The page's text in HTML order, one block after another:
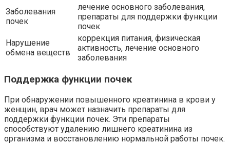
Заболевания
почек
лечение основного заболевания,
препараты для поддержки функции
почек
Нарушение
обмена веществ
коррекция питания, физическая
активность, лечение основного
заболевания
Поддержка функции почек
При обнаружении повышенного креатинина в крови у
женщин, врач может назначить препараты для
поддержки функции почек. Эти препараты
способствуют удалению лишнего креатинина из
организма и восстановлению нормальной работы почек.